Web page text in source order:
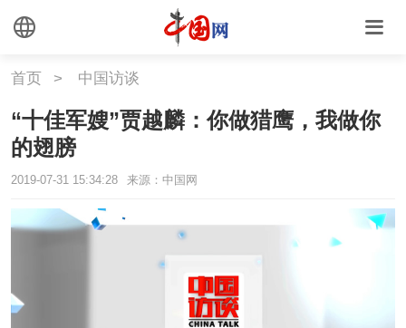
首页 > 中国访谈
“十佳军嫂”贾越麟：你做猎鹰，我做你
的翅膀
2019-07-31 15:34:28 来源：中国网